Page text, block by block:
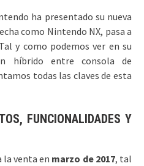
ha presentado su nueva
como Nintendo NX, pasa a
y como podemos ver en su
híbrido entre consola de
todas las claves de esta
FUNCIONALIDADES Y
la venta en marzo de 2017, tal